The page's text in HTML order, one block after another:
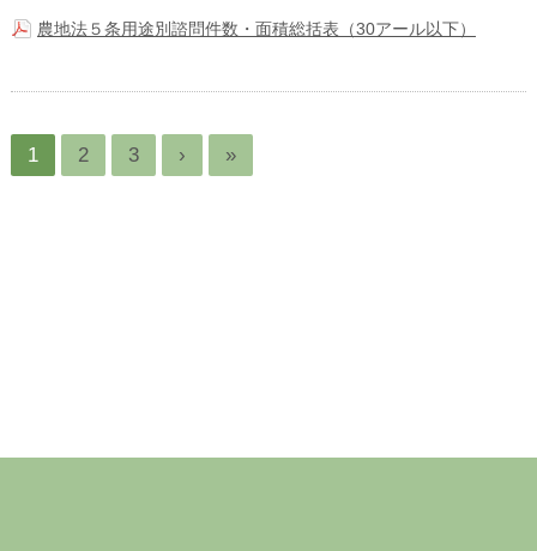
農地法５条用途別諮問件数・面積総括表（30アール以下）
1 2 3 › »